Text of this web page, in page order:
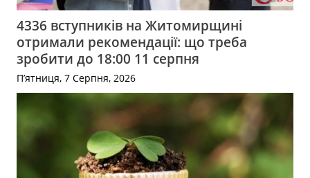
4336 вступників на Житомирщині
отримали рекомендації: що треба
зробити до 18:00 11 серпня
П’ятниця, 7 Серпня, 2026